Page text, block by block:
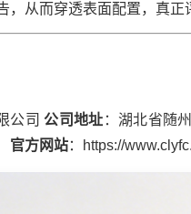
，从而穿透表面配置，真正
公司 公司地址 ：湖北省随
官方网站： https://